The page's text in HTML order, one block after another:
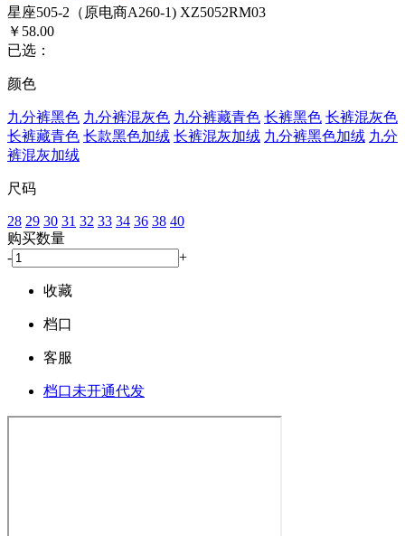
星座505-2（原电商A260-1) XZ5052RM03
￥58.00
已选：
颜色
九分裤黑色 九分裤混灰色 九分裤藏青色 长裤黑色 长裤混灰色
长裤藏青色 长款黑色加绒 长裤混灰加绒 九分裤黑色加绒 九分
裤混灰加绒
尺码
28 29 30 31 32 33 34 36 38 40
购买数量
-
+
收藏
档口
客服
档口未开通代发